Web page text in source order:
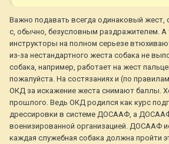
Важно подавать всегда одинаковый жест,
с, обычно, безусловным раздражителем.
инструкторы на полном серьезе
из-за нестандартного жеста собака не
собака, например, работает на жест
пожалуйста. На состязаниях и (по
ОКД за искажение жеста снимают баллы.
прошлого. Ведь ОКД родился как курс
дрессировки в системе ДОСААФ, а
военизированной организацией. ДОСААФ
каждая служебная собака должна пройти